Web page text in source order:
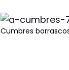
Cumbres